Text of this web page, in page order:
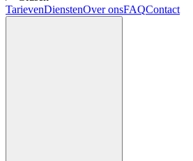
TarievenDienstenOver onsFAQContact